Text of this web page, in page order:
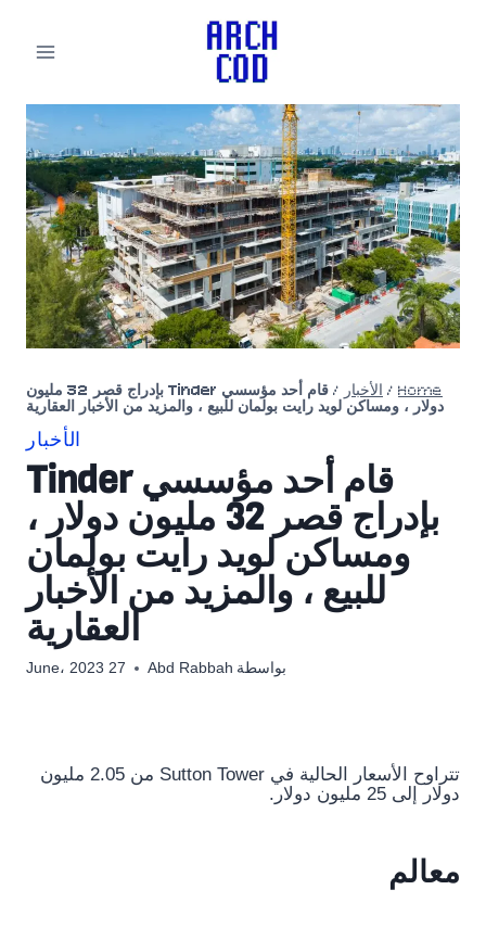
Home
/ الأخبار /
قام أحد مؤسسي Tinder بإدراج قصر 32 مليون
دولار ، ومساكن لويد رايت بولمان للبيع ، والمزيد من الأخبار العقارية
الأخبار
قام أحد مؤسسي Tinder
بإدراج قصر 32 مليون دولار ،
ومساكن لويد رايت بولمان
للبيع ، والمزيد من الأخبار
العقارية
بواسطة Abd Rabbah 27 June، 2023
تتراوح الأسعار الحالية في Sutton Tower من 2.05 مليون
دولار إلى 25 مليون دولار.
معالم